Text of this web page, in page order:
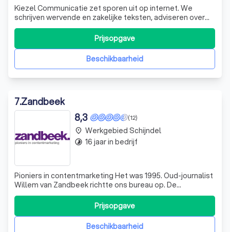
Kiezel Communicatie zet sporen uit op internet. We
schrijven wervende en zakelijke teksten, adviseren over
online communicatie en geven schrijftrainingen waardoor
je met meer gemak en overtuigender schrijft. Kiezel
Communicatie heeft als pay-off: woorden met daden. Dat
staat voor onze Rotterdamse a
Beschikbaarheid
Prijsopgave
7.Zandbeek
(12)
8,3
Pioniers in contentmarketing Het was 1995. Oud-journalist
Willem van Zandbeek richtte ons bureau op. De
loodgieter? Die zocht je in de Gouden Gids. Net als een
communicatiebureau trouwens. Mobiel bellen was voor
de happy few. En contentmarketing? Daar had nog
niemand van gehoord. Maar bij Zandbeek w
Beschikbaarheid
Prijsopgave
place Werkgebied Schijndel
timelapse 16 jaar in bedrijf